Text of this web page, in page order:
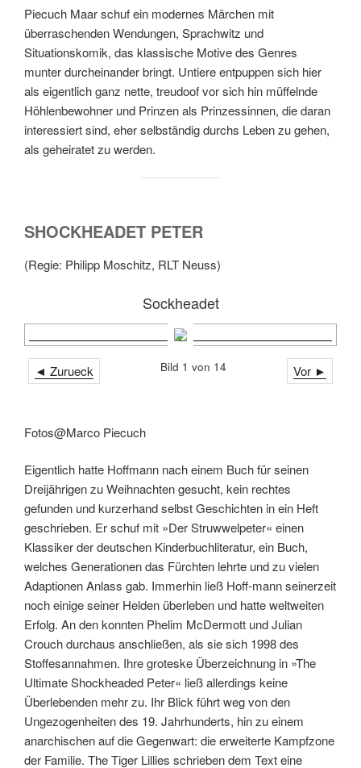
Piecuch Maar schuf ein modernes Märchen mit
überraschenden Wendungen, Sprachwitz und
Situationskomik, das klassische Motive des Genres
munter durcheinander bringt. Untiere entpuppen sich hier
als eigentlich ganz nette, treudoof vor sich hin müffelnde
Höhlenbewohner und Prinzen als Prinzessinnen, die daran
interessiert sind, eher selbständig durchs Leben zu gehen,
als geheiratet zu werden.
SHOCKHEADET PETER
(Regie: Philipp Moschitz, RLT Neuss)
Sockheadet
◄ Zurueck Vor ►
Bild 1 von 14
Fotos@Marco Piecuch
Eigentlich hatte Hoffmann nach einem Buch für seinen
Dreijährigen zu Weihnachten gesucht, kein rechtes
gefunden und kurzerhand selbst Geschichten in ein Heft
geschrieben. Er schuf mit »Der Struwwelpeter« einen
Klassiker der deutschen Kinderbuchliteratur, ein Buch,
welches Generationen das Fürchten lehrte und zu vielen
Adaptionen Anlass gab. Immerhin ließ Hoff-mann seinerzeit
noch einige seiner Helden überleben und hatte weltweiten
Erfolg. An den konnten Phelim McDermott und Julian
Crouch durchaus anschließen, als sie sich 1998 des
Stoffesannahmen. Ihre groteske Überzeichnung in »The
Ultimate Shockheaded Peter« ließ allerdings keine
Überlebenden mehr zu. Ihr Blick führt weg von den
Ungezogenheiten des 19. Jahrhunderts, hin zu einem
anarchischen auf die Gegenwart: die erweiterte Kampfzone
der Familie. The Tiger Lillies schrieben dem Text eine